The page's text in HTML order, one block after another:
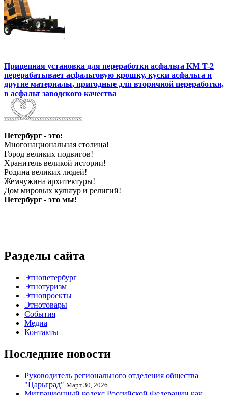
Прицепная установка для переработки асфальта KM T-2
перерабатывает асфальтовую крошку, куски асфальта и
другие материалы, пригодные для вторичной переработки,
в асфальт заводского качества
Петербург - это:
Многонациональная столица!
Город великих подвигов!
Хранитель великой истории!
Родина великих людей!
Жемчужина архитектуры!
Дом мировых культур и религий!
Петербург - это мы!
Разделы сайта
Этнопетербург
Этнотуризм
Этнопроекты
Этнотовары
События
Медиа
Контакты
Последние новости
Руководитель регионального отделения общества
"Царьград" Март 30, 2026